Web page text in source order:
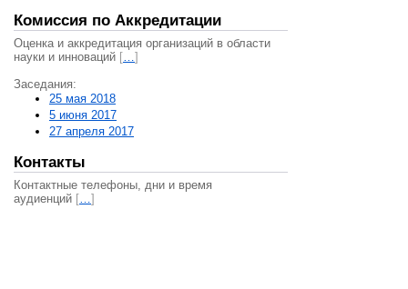
Комиссия по Аккредитации
Оценка и аккредитация организаций в области
науки и инноваций […]
Заседания:
25 мая 2018
5 июня 2017
27 апреля 2017
Контакты
Контактные телефоны, дни и время
аудиенций […]